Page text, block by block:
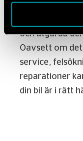
anpassad för
snabbt kan
och åtgärda
Oavsett om
service,
reparationer
din bil är i rätt